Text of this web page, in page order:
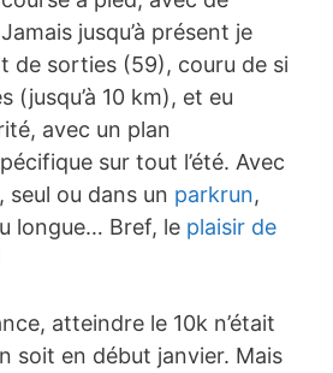
jusqu’à présent je
de sorties (59), couru de si
(jusqu’à 10 km), et eu
avec un plan
sur tout l’été. Avec
seul ou dans un parkrun,
longue… Bref, le plaisir de
atteindre le 10k n’était
soit en début janvier. Mais